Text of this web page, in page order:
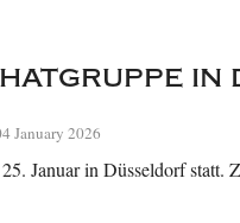
in
January 2026
Januar in Düsseldorf statt.